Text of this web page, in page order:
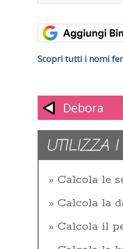
Scopri tutti i nomi
Debora
UTILIZZA
Calcola le
Calcola la
Calcola il